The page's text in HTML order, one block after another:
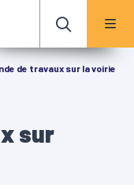
de travaux sur la voirie
sur